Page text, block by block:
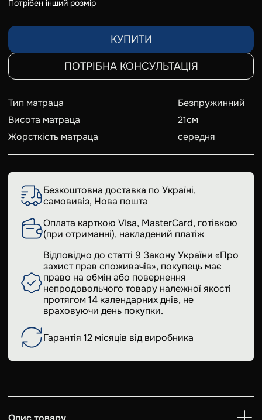
Потрібен інший розмір
КУПИТИ
ПОТРІБНА КОНСУЛЬТАЦІЯ
Тип матраца
Безпружинний
Висота матраца
21см
Жорсткість матраца
середня
Безкоштовна доставка по Україні,
самовивіз, Нова пошта
Оплата карткою VIsa, MasterCard, готівкою
(при отриманні), накладений платіж
Відповідно до статті 9 Закону України «Про
захист прав споживачів», покупець має
право на обмін або повернення
непродовольчого товару належної якості
протягом 14 календарних днів, не
враховуючи день покупки.
Гарантія 12 місяців від виробника